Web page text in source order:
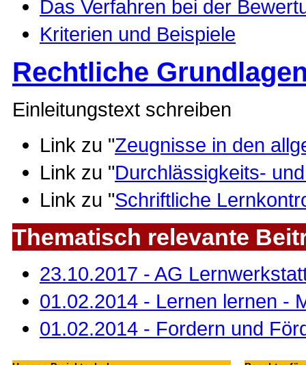
Das Verfahren bei der
Kriterien und Beispiele
Rechtliche
Einleitungstext schreiben
Link zu "Zeugnisse in den
Link zu "Durchlässigkeits-
Link zu "Schriftliche
Thematisch relevante
23.10.2017 - AG
01.02.2014 - Lernen lernen -
01.02.2014 - Fordern und